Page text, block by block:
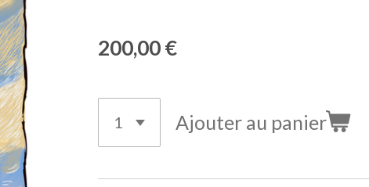
200,00 €
Ajouter au panier